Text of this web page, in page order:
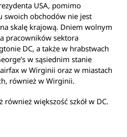
USA, pomimo
swoich obchodów nie jest
skalę krajową. Dniem wolnym
pracowników sektora
DC, a także w hrabstwach
w sąsiednim stanie
w Wirginii oraz w miastach
również w Wirginii.
również większość szkół w DC.